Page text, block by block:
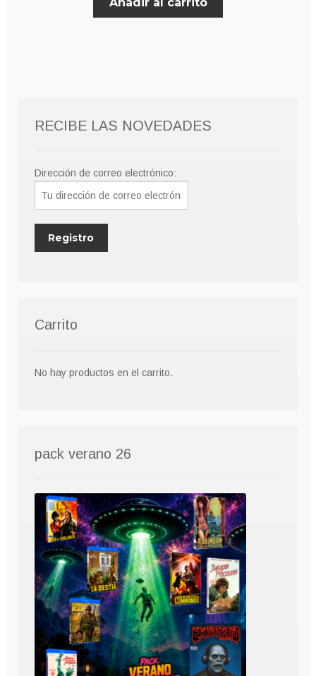
RECIBE LAS NOVEDADES
Dirección de correo electrónico:
Carrito
No hay productos en el carrito.
pack verano 26